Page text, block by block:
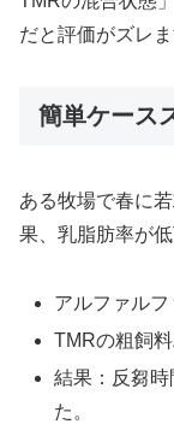
だと評価がズレま
簡単ケース
ある牧場で春に
果、乳脂肪率が
アルファルフ
TMRの粗飼
結果：反芻
た。